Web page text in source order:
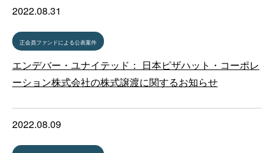
2022.08.31
正会員ファンドによる公表案件
エンデバー・ユナイテッド： 日本ピザハット・コーポレ
ーション株式会社の株式譲渡に関するお知らせ
2022.08.09